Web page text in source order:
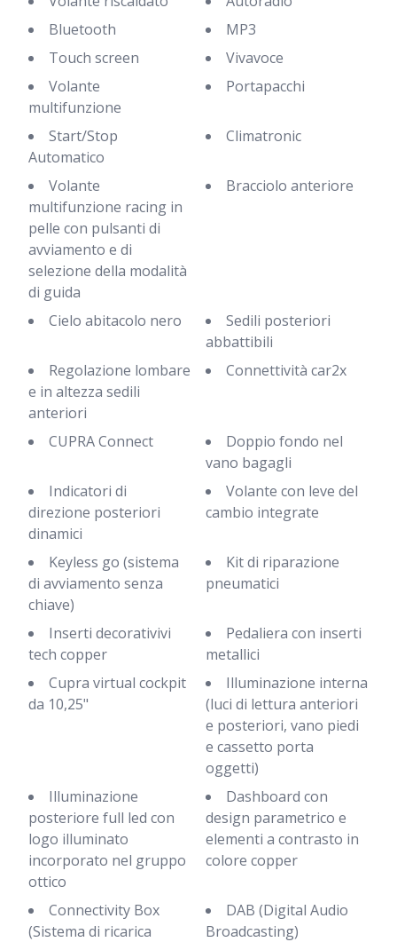
Bluetooth
MP3
Touch screen
Vivavoce
Volante
multifunzione
Portapacchi
Start/Stop
Automatico
Climatronic
Volante
multifunzione racing in
pelle con pulsanti di
avviamento e di
selezione della modalità
di guida
Bracciolo anteriore
Cielo abitacolo nero
Sedili posteriori
abbattibili
Regolazione lombare
e in altezza sedili
anteriori
Connettività car2x
CUPRA Connect
Doppio fondo nel
vano bagagli
Indicatori di
direzione posteriori
dinamici
Volante con leve del
cambio integrate
Keyless go (sistema
di avviamento senza
chiave)
Kit di riparazione
pneumatici
Inserti decorativivi
tech copper
Pedaliera con inserti
metallici
Cupra virtual cockpit
da 10,25"
Illuminazione interna
(luci di lettura anteriori
e posteriori, vano piedi
e cassetto porta
oggetti)
Illuminazione
posteriore full led con
logo illuminato
incorporato nel gruppo
ottico
Dashboard con
design parametrico e
elementi a contrasto in
colore copper
Connectivity Box
(Sistema di ricarica
DAB (Digital Audio
Broadcasting)